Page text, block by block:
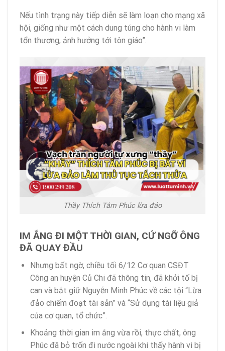
Nếu tình trạng này tiếp diễn sẽ làm loạn cho mạng xã
hội, giống như một cách dung túng cho hành vi làm
tổn thương, ảnh hưởng tới tôn giáo”.
Thầy Thích Tâm Phúc lừa đảo
IM ẮNG ĐI MỘT THỜI GIAN, CỨ NGỠ ÔNG
ĐÃ QUAY ĐẦU
Nhưng bất ngờ, chiều tối 6/12 Cơ quan CSĐT
Công an huyện Củ Chi đã thông tin, đã khởi tố bị
can và bắt giữ Nguyễn Minh Phúc về các tội “Lừa
đảo chiếm đoạt tài sản” và “Sử dụng tài liệu giả
của cơ quan, tổ chức”.
Khoảng thời gian im ắng vừa rồi, thực chất, ông
Phúc đã bỏ trốn đi nước ngoài khi thấy hành vi bị